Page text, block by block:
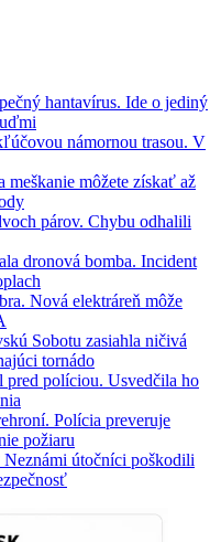
hantavírus. Ide o jediný
námornou trasou. V
môžete získať až
párov. Chybu odhalili
dronová bomba. Incident
Nová elektráreň môže
Sobotu zasiahla ničivá
tornádo
pred políciou. Usvedčila ho
Polícia preveruje
požiaru
Neznámi útočníci poškodili